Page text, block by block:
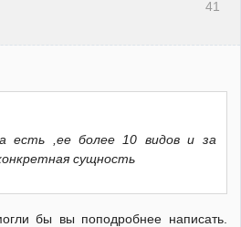
41
есть ,ее более 10 видов и за
сущность
бы вы поподробнее написать.